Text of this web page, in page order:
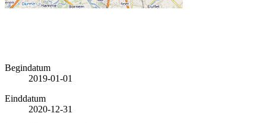
Begindatum
2019-01-01
Einddatum
2020-12-31